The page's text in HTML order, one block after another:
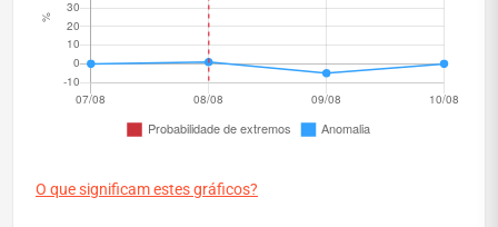
O que significam estes gráficos?